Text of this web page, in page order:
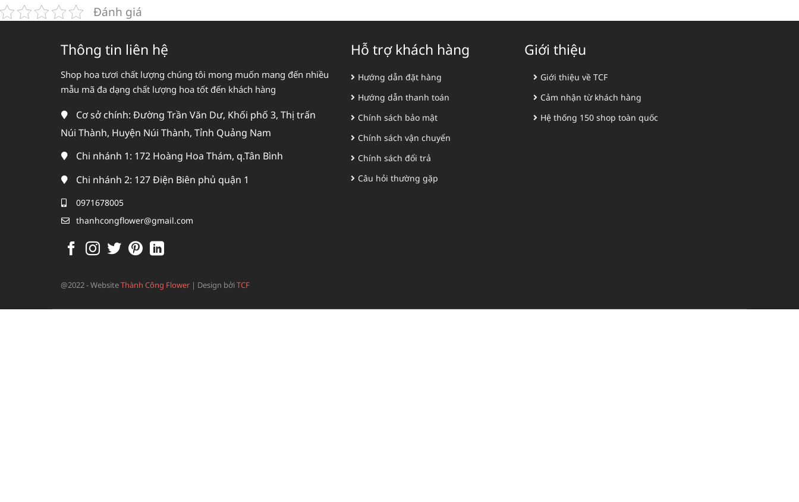
Đánh giá
Thông tin liên hệ
Shop hoa tươi chất lượng chúng tôi mong muốn mang đến nhiều
mẫu mã đa dạng chất lượng hoa tốt đến khách hàng
Cơ sở chính: Đường Trần Văn Dư, Khối phố 3, Thị trấn
Núi Thành, Huyện Núi Thành, Tỉnh Quảng Nam
Chi nhánh 1: 172 Hoàng Hoa Thám, q.Tân Bình
Chi nhánh 2: 127 Điện Biên phủ quận 1
0971678005
thanhcongflower@gmail.com
Hỗ trợ khách hàng
Hướng dẫn đặt hàng
Hướng dẫn thanh toán
Chính sách bảo mật
Chính sách vận chuyển
Chính sách đổi trả
Câu hỏi thường gặp
Giới thiệu
Giới thiệu về TCF
Cảm nhận từ khách hàng
Hệ thống 150 shop toàn quốc
@2022 - WebsiteThành Công Flower | Design bởiTCF